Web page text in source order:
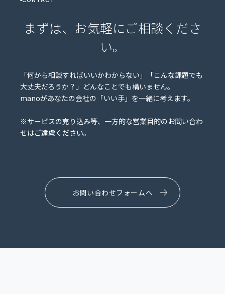
まずは、お気軽にご相談くださ
い。
「何から相談すればいいかわからない」「こんな課題でも
大丈夫だろうか？」どんなことでも構いません。
manoがあなたの会社の「いい手」を一緒に考えます。
※サービスの売り込み等、一方的な営業目的のお問い合わ
せはご遠慮ください。
お問い合わせフォームへ